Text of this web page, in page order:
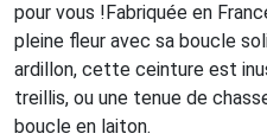
pour vous !Fabriquée en
pleine fleur avec sa boucle
ardillon, cette ceinture est
treillis, ou une tenue de
boucle en laiton.